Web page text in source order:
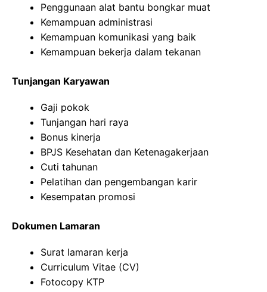
Penggunaan alat bantu bongkar muat
Kemampuan administrasi
Kemampuan komunikasi yang baik
Kemampuan bekerja dalam tekanan
Tunjangan Karyawan
Gaji pokok
Tunjangan hari raya
Bonus kinerja
BPJS Kesehatan dan Ketenagakerjaan
Cuti tahunan
Pelatihan dan pengembangan karir
Kesempatan promosi
Dokumen Lamaran
Surat lamaran kerja
Curriculum Vitae (CV)
Fotocopy KTP